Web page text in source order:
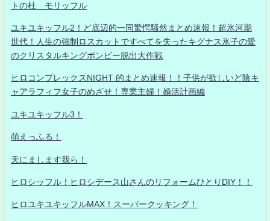
トの杜 モリッフル
ユキユキッフル2！ど底辺的一同驚愕騒然まとめ速報！超氷河期
世代！人生の強制ロスカットですべてを失ったキグナス氷子の愛
のクリスタルキングボンビー脱出大作戦
ヒロコンプレックスNIGHT 的まとめ速報！！子供が欲しいど陰キ
ャアラフィフ女子のめざせ！専業主婦！婚活計画編
ユキユキッフル3！
萌えっふる！
天にまします我ら！
ヒロシッフル！ヒロシデース山さんのリフォームひとりDIY！！
ヒロユキユキッフルMAX！スーパークッキング！